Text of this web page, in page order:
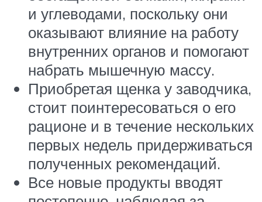
и углеводами, поскольку они
оказывают влияние на работу
внутренних органов и помогают
набрать мышечную массу.
Приобретая щенка у заводчика,
стоит поинтересоваться о его
рационе и в течение нескольких
первых недель придерживаться
полученных рекомендаций.
Все новые продукты вводят